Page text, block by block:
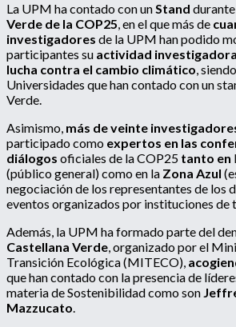
La UPM ha contado con unStand
Verde de la COP25, en el que más de
investigadores de la UPM han podido
participantes su actividad investigadora
lucha contra el cambio climático,
Universidades que han contado con un
Verde.
Asimismo, más de veinte
participado como expertos en las
diálogos oficiales de la COP25 tanto en
(público general) como en la Zona Azul
negociación de los representantes de los
eventos organizados por instituciones de
Además, la UPM ha formado parte del
Castellana Verde, organizado por el
Transición Ecológica (MITECO),
que han contado con la presencia de
materia de Sostenibilidad como son
Mazzucato.